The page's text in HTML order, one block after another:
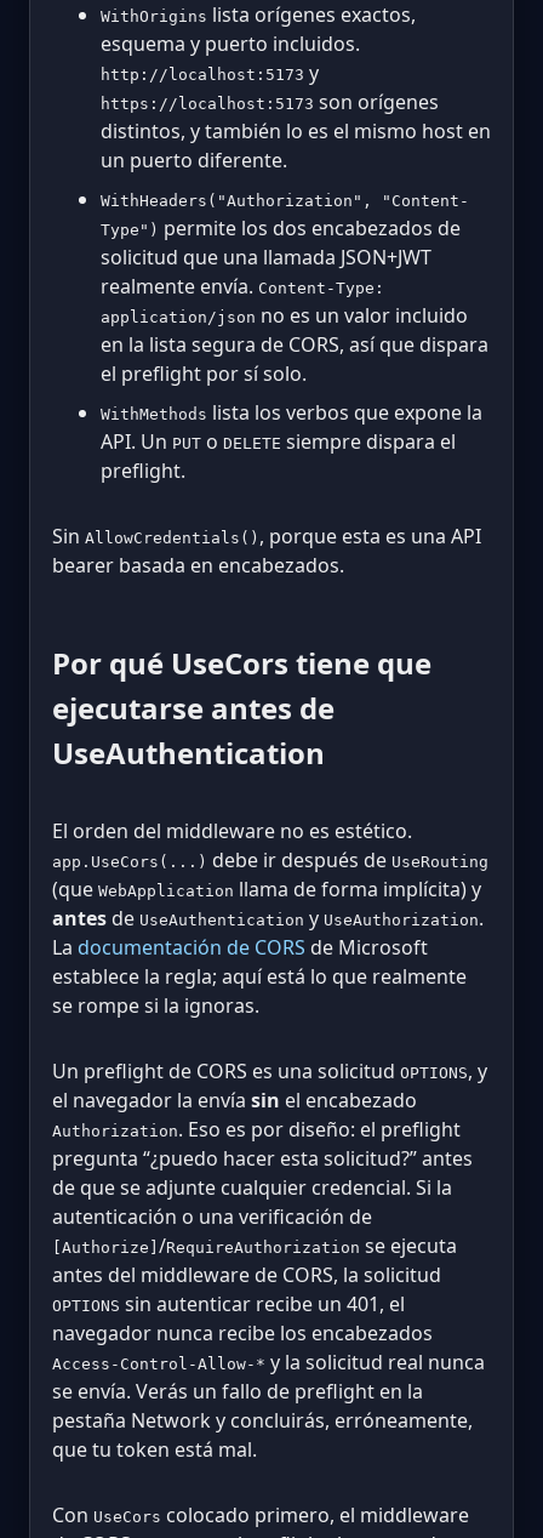
WithOrigins lista orígenes exactos,
esquema y puerto incluidos.
http://localhost:5173 y
https://localhost:5173 son orígenes
distintos, y también lo es el mismo host en
un puerto diferente.
WithHeaders("Authorization", "Content-
Type") permite los dos encabezados de
solicitud que una llamada JSON+JWT
realmente envía. Content-Type:
application/json no es un valor incluido
en la lista segura de CORS, así que dispara
el preflight por sí solo.
WithMethods lista los verbos que expone la
API. Un PUT o DELETE siempre dispara el
preflight.
Sin AllowCredentials() , porque esta es una API
bearer basada en encabezados.
Por qué UseCors tiene que
ejecutarse antes de
UseAuthentication
El orden del middleware no es estético.
app.UseCors(...) debe ir después de UseRouting
(que WebApplication llama de forma implícita) y
antes de UseAuthentication y UseAuthorization.
La documentación de CORS de Microsoft
establece la regla; aquí está lo que realmente
se rompe si la ignoras.
Un preflight de CORS es una solicitud OPTIONS, y
el navegador la envía sin el encabezado
Authorization. Eso es por diseño: el preflight
pregunta “¿puedo hacer esta solicitud?” antes
de que se adjunte cualquier credencial. Si la
autenticación o una verificación de
[Authorize] /RequireAuthorization se ejecuta
antes del middleware de CORS, la solicitud
OPTIONS sin autenticar recibe un 401, el
navegador nunca recibe los encabezados
Access-Control-Allow-* y la solicitud real nunca
se envía. Verás un fallo de preflight en la
pestaña Network y concluirás, erróneamente,
que tu token está mal.
Con UseCors colocado primero, el middleware